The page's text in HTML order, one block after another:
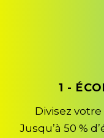
1 -
Divisez
Jusqu’à 50 %